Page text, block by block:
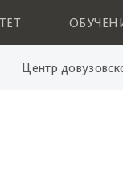
Центр